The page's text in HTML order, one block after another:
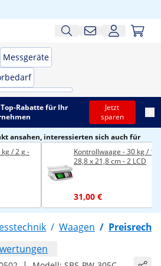
Messgeräte
Rabatte für Ihr
Jetzt
sparen
ansahen, interessierten sich auch für
/ 2 g -
Kontrollwaage - 30 kg / 1
28,8 x 21,8 cm - 2 LCD
31,00 €
/ Waagen /